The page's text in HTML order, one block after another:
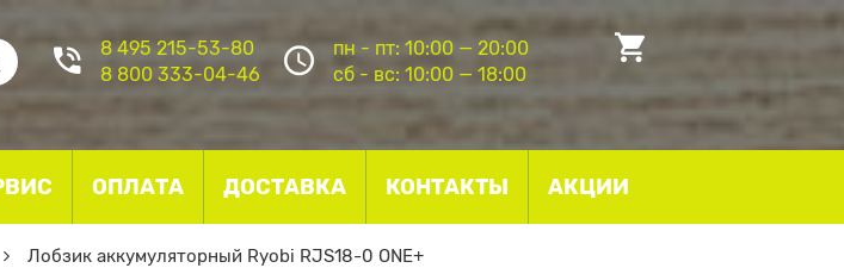
8 495 215-53-80
8 800 333-04-46
пн - пт: 10:00 — 20:00
сб - вс: 10:00 — 18:00
ОПЛАТА ДОСТАВКА КОНТАКТЫ АКЦИИ
Лобзик аккумуляторный Ryobi RJS18-0 ONE+